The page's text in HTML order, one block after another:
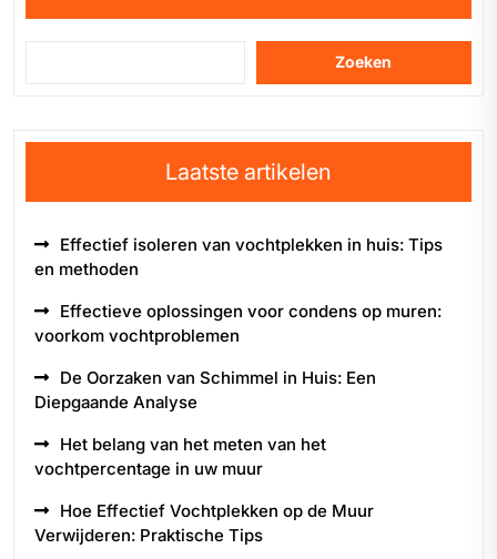
Zoeken
Laatste artikelen
Effectief isoleren van vochtplekken in huis: Tips
en methoden
Effectieve oplossingen voor condens op muren:
voorkom vochtproblemen
De Oorzaken van Schimmel in Huis: Een
Diepgaande Analyse
Het belang van het meten van het
vochtpercentage in uw muur
Hoe Effectief Vochtplekken op de Muur
Verwijderen: Praktische Tips